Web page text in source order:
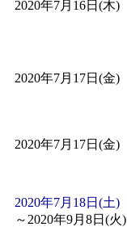
2020年7月16日(木)
2020年7月17日(金)
2020年7月17日(金)
2020年7月18日(土)
～ 2020年9月8日(火)